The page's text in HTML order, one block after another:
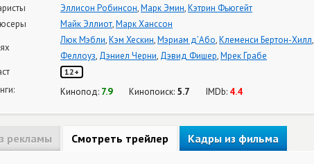
Эллисон Робинсон,Марк Эмин,Кэтрин Фьюгейт
Майк Эллиот,Марк Ханссон
Люк Мэбли,Кэм Хескин,Мэриам д’Або,Клеменси Бертон-Хилл,
Феллоуз, Дэниел Черни, Дэвид Фишер,Мрек Грабе
12+
Кинопод: 7.9 Кинопоиск: 5.7 IMDb: 4.4
рекламы Смотреть трейлер Кадры из фильма